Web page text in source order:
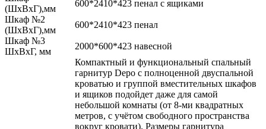
(ШхВхГ),мм
600*2410*423 пенал с ящиками
Шкаф №2
(ШхВхГ),мм
600*2410*423 пенал
Шкаф №3
ШхВхГ, мм
2000*600*423 навесной
Компактный и функциональный спальный
гарнитур Depo с полноценной двуспальной
кроватью и группой вместительных шкафов
и ящиков подойдет даже для самой
небольшой комнаты (от 8-ми квадратных
метров, с учётом свободного пространства
вокруг кровати). Размеры гарнитура